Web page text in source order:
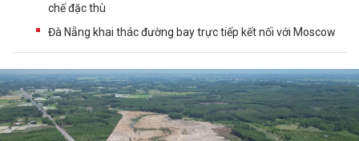
chế đặc thù
Đà Nẵng khai thác đường bay trực tiếp kết nối với Moscow